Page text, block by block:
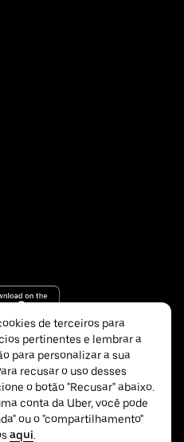
de terceiros para
pertinentes e lembrar a
para personalizar a sua
recusar o uso desses
o botão "Recusar" abaixo.
conta da Uber, você pode
ou o "compartilhamento"
aqui.